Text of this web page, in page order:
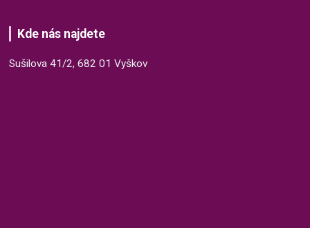
Kde nás najdete
Sušilova 41/2, 682 01 Vyškov